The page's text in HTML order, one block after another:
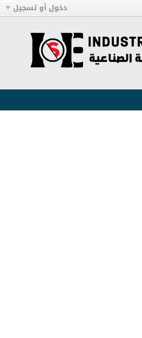
دخول أو تسجيل